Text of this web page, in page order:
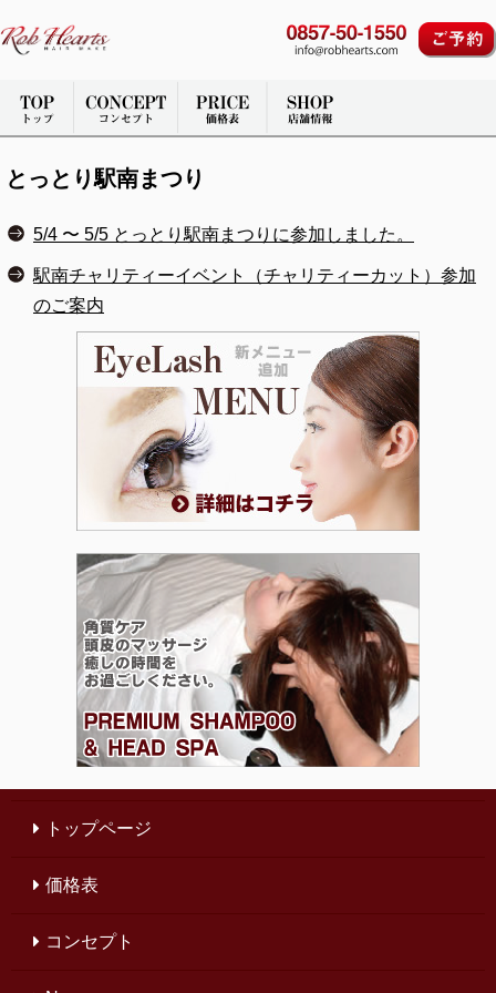
とっとり駅南まつり
5/4 〜 5/5 とっとり駅南まつりに参加しました。
駅南チャリティーイベント（チャリティーカット）参加
のご案内
トップページ
価格表
コンセプト